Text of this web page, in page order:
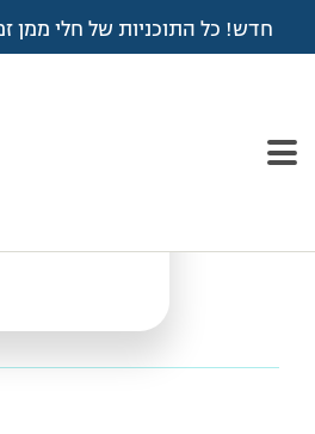
חדש! כל התוכניות של חלי ממן
עמוד הבית >
Vod
>אימון מתיחות ועיצוב